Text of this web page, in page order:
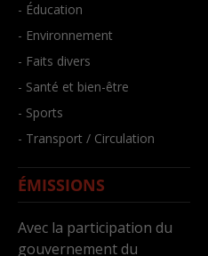
- Éducation
- Environnement
- Faits divers
- Santé et bien-être
- Sports
- Transport / Circulation
ÉMISSIONS
Avec la participation du
gouvernement du